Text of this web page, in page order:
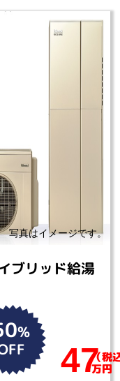
ブリッド給湯
%
47（税
万円